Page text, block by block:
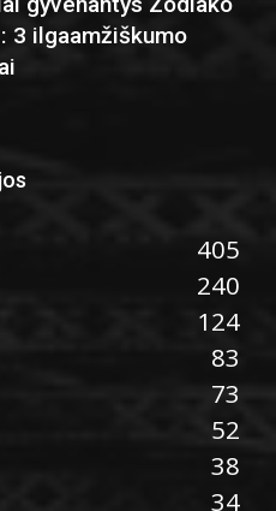
3 ilgaamžiškumo
405
240
124
83
73
52
38
34